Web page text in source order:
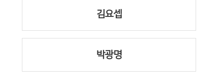
김요셉
박광명